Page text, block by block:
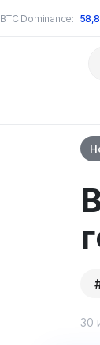
BTC Dominance:
30